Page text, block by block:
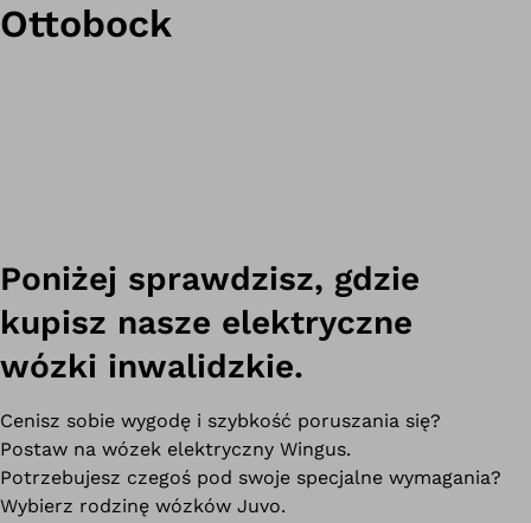
Ottobock
Poniżej sprawdzisz, gdzie
kupisz nasze elektryczne
wózki inwalidzkie.
Cenisz sobie wygodę i szybkość poruszania się?
Postaw na wózek elektryczny Wingus.
Potrzebujesz czegoś pod swoje specjalne wymagania?
Wybierz rodzinę wózków Juvo.